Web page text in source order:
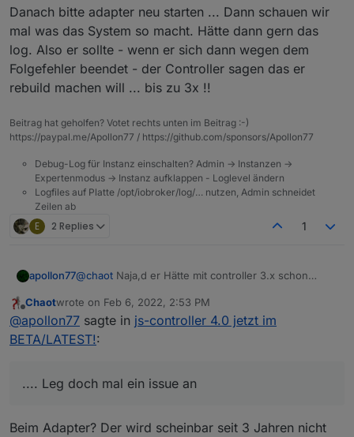
Danach bitte adapter neu starten ... Dann schauen wir
mal was das System so macht. Hätte dann gern das
log. Also er sollte - wenn er sich dann wegen dem
Folgefehler beendet - der Controller sagen das er
rebuild machen will ... bis zu 3x !!
Beitrag hat geholfen? Votet rechts unten im Beitrag :-)
https://paypal.me/Apollon77 / https://github.com/sponsors/Apollon77
Debug-Log für Instanz einschalten? Admin -> Instanzen ->
Expertenmodus -> Instanz aufklappen - Loglevel ändern
Logfiles auf Platte /opt/iobroker/log/… nutzen, Admin schneidet
Zeilen ab
E 2 Replies 1
apollon77@chaot Naja,d er Hätte mit controller 3.x schon
müssen und muss angepasst werden. Leg doch mal
ein issue an
Offline
Chaotwrote on Feb 6, 2022, 2:53 PM
last edited by
@apollon77 sagte in js-controller 4.0 jetzt im
BETA/LATEST!:
.... Leg doch mal ein issue an
Beim Adapter? Der wird scheinbar seit 3 Jahren nicht